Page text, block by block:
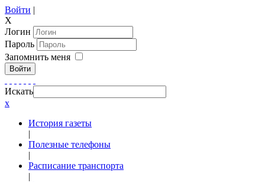
Войти |
X
Логин
Пароль
Запомнить меня
Войти
Искать
x
История газеты
|
Полезные телефоны
|
Расписание транспорта
|